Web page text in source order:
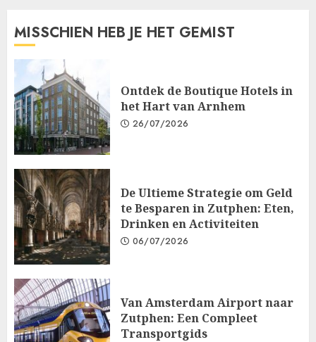
MISSCHIEN HEB JE HET GEMIST
Ontdek de Boutique Hotels in
het Hart van Arnhem
26/07/2026
De Ultieme Strategie om Geld
te Besparen in Zutphen: Eten,
Drinken en Activiteiten
06/07/2026
Van Amsterdam Airport naar
Zutphen: Een Compleet
Transportgids